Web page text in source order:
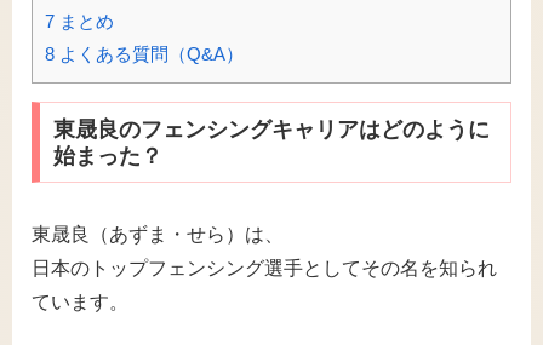
7 まとめ
8 よくある質問（Q&A）
東晟良のフェンシングキャリアはどのように
始まった？
東晟良（あずま・せら）は、
日本のトップフェンシング選手としてその名を知られ
ています。